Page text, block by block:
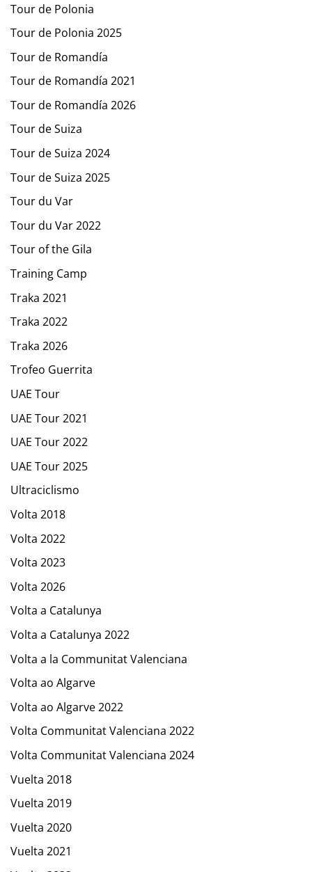
Tour de Polonia
Tour de Polonia 2025
Tour de Romandía
Tour de Romandía 2021
Tour de Romandía 2026
Tour de Suiza
Tour de Suiza 2024
Tour de Suiza 2025
Tour du Var
Tour du Var 2022
Tour of the Gila
Training Camp
Traka 2021
Traka 2022
Traka 2026
Trofeo Guerrita
UAE Tour
UAE Tour 2021
UAE Tour 2022
UAE Tour 2025
Ultraciclismo
Volta 2018
Volta 2022
Volta 2023
Volta 2026
Volta a Catalunya
Volta a Catalunya 2022
Volta a la Communitat Valenciana
Volta ao Algarve
Volta ao Algarve 2022
Volta Communitat Valenciana 2022
Volta Communitat Valenciana 2024
Vuelta 2018
Vuelta 2019
Vuelta 2020
Vuelta 2021